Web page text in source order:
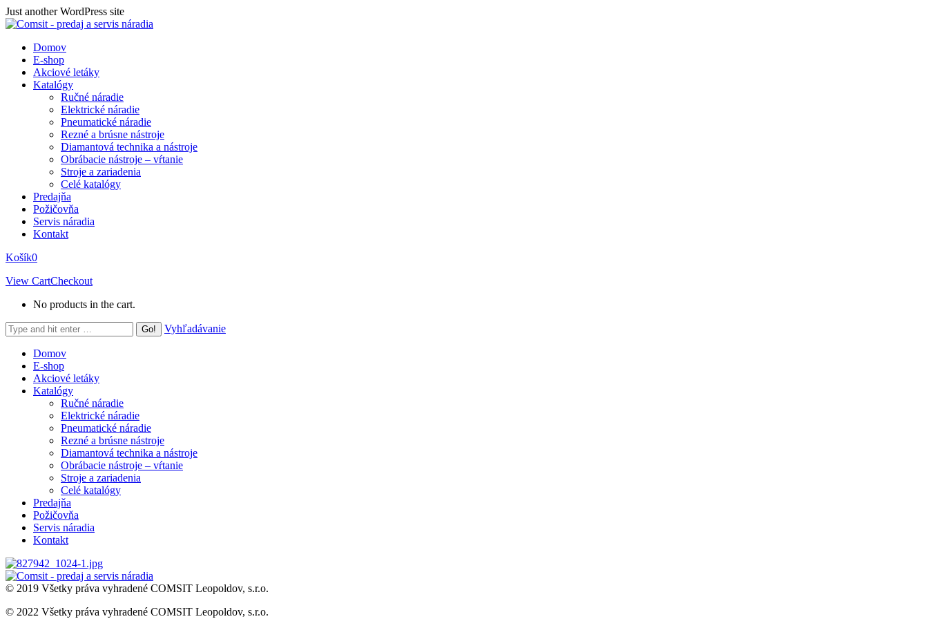
Skip
to
Just another WordPress site
Domov
E-shop
Akciové letáky
Katalógy
Ručné náradie
Elektrické náradie
Pneumatické náradie
Rezné a brúsne nástroje
Diamantová technika a nástroje
Obrábacie nástroje – vŕtanie
Stroje a zariadenia
Celé katalógy
Predajňa
Požičovňa
Servis náradia
Kontakt
Košík0
View CartCheckout
No products in the cart.
Search:
Vyhľadávanie
Domov
E-shop
Akciové letáky
Katalógy
Ručné náradie
Elektrické náradie
Pneumatické náradie
Rezné a brúsne nástroje
Diamantová technika a nástroje
Obrábacie nástroje – vŕtanie
Stroje a zariadenia
Celé katalógy
Predajňa
Požičovňa
Servis náradia
Kontakt
© 2019 Všetky práva vyhradené COMSIT Leopoldov, s.r.o.
© 2022 Všetky práva vyhradené COMSIT Leopoldov, s.r.o.